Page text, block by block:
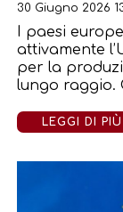
30 Giugno 2026
I paesi
attivamente
per la
lungo raggio.
LEGGI DI PIÙ